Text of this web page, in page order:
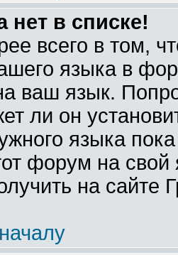
нет в списке!
всего в том,
языка в
ваш язык.
ли он
языка
форум на
на сайте